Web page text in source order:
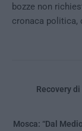
bozze non
cronaca politica,
Recovery
Mosca: “Dal